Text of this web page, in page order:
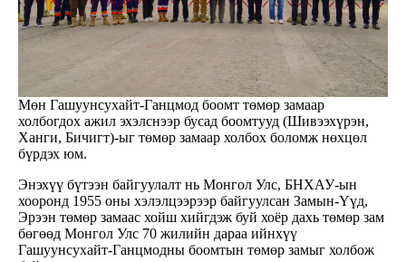
Мөн Гашуунсухайт-Ганцмод боомт төмөр замаар
холбогдох ажил эхэлснээр бусад боомтууд (Шивээхүрэн,
Ханги, Бичигт)-ыг төмөр замаар холбох боломж нөхцөл
бүрдэх юм.
Энэхүү бүтээн байгуулалт нь Монгол Улс, БНХАУ-ын
хооронд 1955 оны хэлэлцээрээр байгуулсан Замын-Үүд,
Эрээн төмөр замаас хойш хийгдэж буй хоёр дахь төмөр зам
бөгөөд Монгол Улс 70 жилийн дараа ийнхүү
Гашуунсухайт-Ганцмодны боомтын төмөр замыг холбож